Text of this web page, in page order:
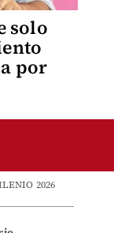
solo
por
2026